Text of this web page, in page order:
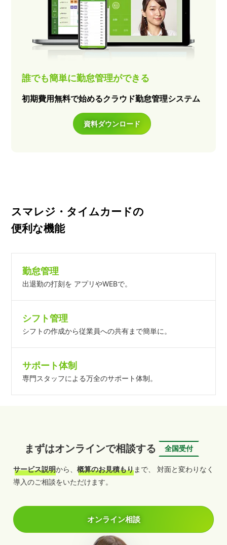
誰でも簡単に勤怠管理ができる
初期費用無料で始めるクラウド勤怠管理システム
資料ダウンロード
スマレジ・タイムカードの
便利な機能
勤怠管理
出退勤の打刻を アプリやWEBで。
シフト管理
シフトの作成から従業員への共有まで簡単に。
サポート体制
専門スタッフによる万全のサポート体制。
まずはオンラインで相談する 全国受付
サービス説明から、 概算のお見積もりまで、 対面と変わりなく
導入のご相談をいただけます。
オンライン相談